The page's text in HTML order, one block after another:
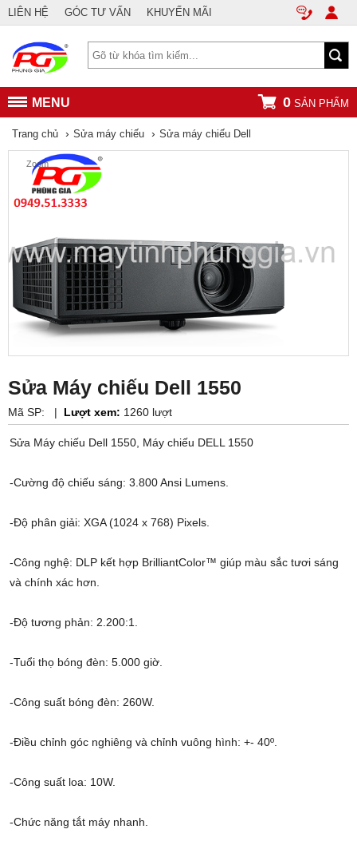
LIÊN HỆ GÓC TƯ VẤN KHUYẾN MÃI
MENU 0 SẢN PHẨM
Trang chủ › Sửa máy chiếu › Sửa máy chiếu Dell
Zoom
Sửa Máy chiếu Dell 1550
Mã SP: | Lượt xem: 1260 lượt
Sửa Máy chiếu Dell 1550, Máy chiếu DELL 1550
-Cường độ chiếu sáng: 3.800 Ansi Lumens.
-Độ phân giải: XGA (1024 x 768) Pixels.
-Công nghệ: DLP kết hợp BrilliantColor™ giúp màu sắc tươi sáng
và chính xác hơn.
-Độ tương phản: 2.200:1.
-Tuổi thọ bóng đèn: 5.000 giờ.
-Công suất bóng đèn: 260W.
-Điều chỉnh góc nghiêng và chỉnh vuông hình: +- 40º.
-Công suất loa: 10W.
-Chức năng tắt máy nhanh.